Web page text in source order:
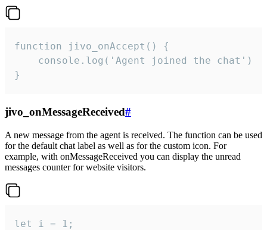
function jivo_onAccept() {
}
jivo_onMessageReceived#
A new message from the agent is received. The function can be used
for the default chat label as well as for the custom icon. For
example, with onMessageReceived you can display the unread
messages counter for website visitors.
let i = 1;